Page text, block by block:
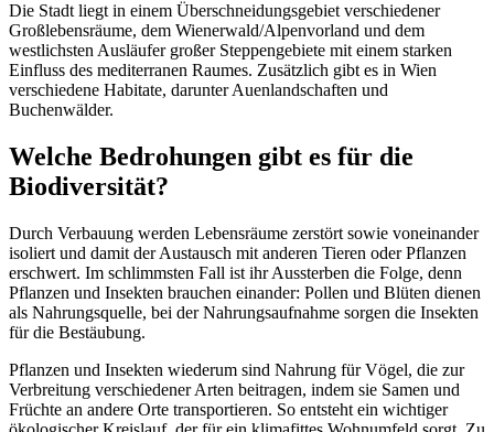
Die Stadt liegt in einem Überschneidungsgebiet verschiedener
Großlebensräume, dem Wienerwald/Alpenvorland und dem
westlichsten Ausläufer großer Steppengebiete mit einem starken
Einfluss des mediterranen Raumes. Zusätzlich gibt es in Wien
verschiedene Habitate, darunter Auenlandschaften und
Buchenwälder.
Welche Bedrohungen gibt es für die
Biodiversität?
Durch Verbauung werden Lebensräume zerstört sowie voneinander
isoliert und damit der Austausch mit anderen Tieren oder Pflanzen
erschwert. Im schlimmsten Fall ist ihr Aussterben die Folge, denn
Pflanzen und Insekten brauchen einander: Pollen und Blüten dienen
als Nahrungsquelle, bei der Nahrungsaufnahme sorgen die Insekten
für die Bestäubung.
Pflanzen und Insekten wiederum sind Nahrung für Vögel, die zur
Verbreitung verschiedener Arten beitragen, indem sie Samen und
Früchte an andere Orte transportieren. So entsteht ein wichtiger